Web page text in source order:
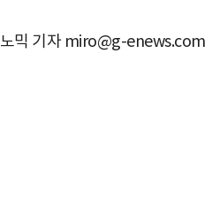
믹 기자 miro@g-enews.com